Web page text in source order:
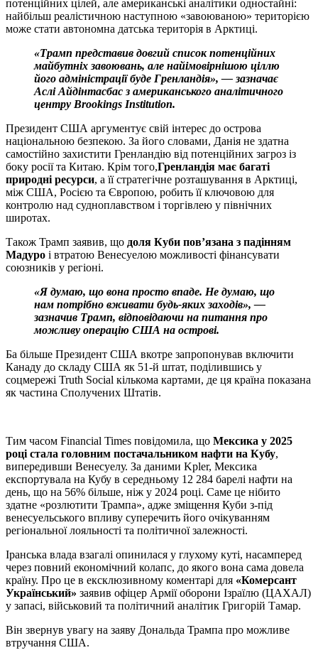
потенційних цілей, але американські аналітики одностайні:
найбільш реалістичною наступною «завоюваною» територією
може стати автономна датська територія в Арктиці.
«Трамп представив довгий список потенційних
майбутніх завоювань, але найімовірнішою ціллю
його адміністрації буде Гренландія», — зазначає
Аслі Айдінтасбас з американського аналітичного
центру Brookings Institution.
Президент США аргументує свій інтерес до острова
національною безпекою. За його словами, Данія не здатна
самостійно захистити Гренландію від потенційних загроз із
боку росії та Китаю. Крім того,Гренландія має багаті
природні ресурси, а її стратегічне розташування в Арктиці,
між США, Росією та Європою, робить її ключовою для
контролю над судноплавством і торгівлею у північних
широтах.
Також Трамп заявив, що доля Куби повʼязана з падінням
Мадуро і втратою Венесуелою можливості фінансувати
союзників у регіоні.
«Я думаю, що вона просто впаде. Не думаю, що
нам потрібно вживати будь-яких заходів», —
зазначив Трамп, відповідаючи на питання про
можливу операцію США на острові.
Ба більше Президент США вкотре запропонував включити
Канаду до складу США як 51-й штат, поділившись у
соцмережі Truth Social кількома картами, де ця країна показана
як частина Сполучених Штатів.
Тим часом Financial Times повідомила, що Мексика у 2025
році стала головним постачальником нафти на Кубу,
випередивши Венесуелу. За даними Kpler, Мексика
експортувала на Кубу в середньому 12 284 барелі нафти на
день, що на 56% більше, ніж у 2024 році. Саме це нібито
здатне «розлютити Трампа», адже зміщення Куби з-під
венесуельського впливу суперечить його очікуванням
регіональної лояльності та політичної залежності.
Іранська влада взагалі опинилася у глухому куті, насамперед
через повний економічний колапс, до якого вона сама довела
країну. Про це в ексклюзивному коментарі для «Комерсант
Український» заявив офіцер Армії оборони Ізраїлю (ЦАХАЛ)
у запасі, військовий та політичний аналітик Григорій Тамар.
Він звернув увагу на заяву Дональда Трампа про можливе
втручання США.